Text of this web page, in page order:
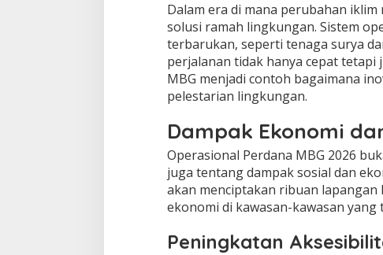
Dalam era di mana perubahan
solusi ramah lingkungan. Sistem
terbarukan, seperti tenaga surya
perjalanan tidak hanya cepat
MBG menjadi contoh bagaimana
pelestarian lingkungan.
Dampak Ekonomi
Operasional Perdana MBG 2026
juga tentang dampak sosial dan
akan menciptakan ribuan
ekonomi di kawasan-kawasan
Peningkatan